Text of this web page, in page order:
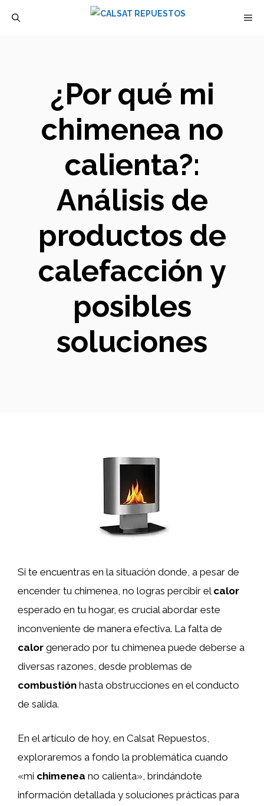
¿Por qué mi
chimenea no
calienta?:
Análisis de
productos de
calefacción y
posibles
soluciones
Si te encuentras en la situación donde, a pesar de
encender tu chimenea, no logras percibir el calor
esperado en tu hogar, es crucial abordar este
inconveniente de manera efectiva. La falta de
calor generado por tu chimenea puede deberse a
diversas razones, desde problemas de
combustión hasta obstrucciones en el conducto
de salida.
En el artículo de hoy, en Calsat Repuestos,
exploraremos a fondo la problemática cuando
«mi chimenea no calienta», brindándote
información detallada y soluciones prácticas para